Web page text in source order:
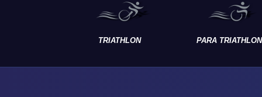
TRIATHLON PARA TRIATHLON